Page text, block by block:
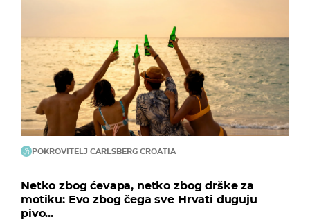
POKROVITELJ CARLSBERG CROATIA
Netko zbog ćevapa, netko zbog drške za
motiku: Evo zbog čega sve Hrvati duguju
pivo...